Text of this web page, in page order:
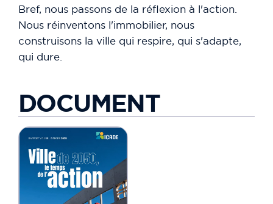
Bref, nous passons de la réflexion à l'action.
Nous réinventons l'immobilier, nous
construisons la ville qui respire, qui s'adapte,
qui dure.
DOCUMENT